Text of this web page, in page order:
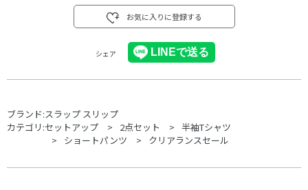
お気に入りに登録する
シェア
ブランド:スラップ スリップ
カテゴリ:セットアップ 2点セット
半袖Tシャツ
ショートパンツ
クリアランスセール